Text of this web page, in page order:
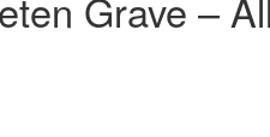
Grave –